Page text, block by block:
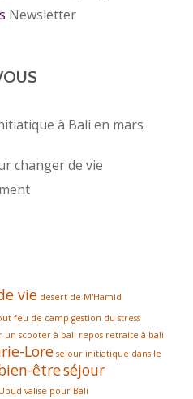
Newsletter
à Bali en mars
changer de vie
vie desert de M'Hamid
feu de camp gestion du stress
un scooter à bali repos retraite à bali
Lore sejour initiatique dans le
êtreséjour
Ubud valise pour Bali